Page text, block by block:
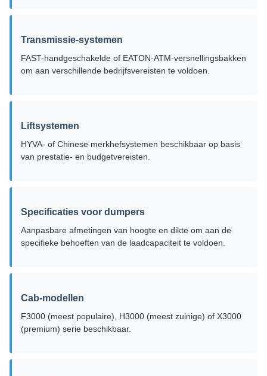
Transmissie-systemen
FAST-handgeschakelde of EATON-ATM-versnellingsbakken
om aan verschillende bedrijfsvereisten te voldoen.
Liftsystemen
HYVA- of Chinese merkhefsystemen beschikbaar op basis
van prestatie- en budgetvereisten.
Specificaties voor dumpers
Aanpasbare afmetingen van hoogte en dikte om aan de
specifieke behoeften van de laadcapaciteit te voldoen.
Cab-modellen
F3000 (meest populaire), H3000 (meest zuinige) of X3000
(premium) serie beschikbaar.